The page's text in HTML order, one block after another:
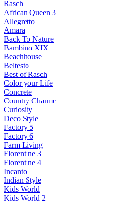
Rasch
African Queen 3
Allegretto
Amara
Back To Nature
Bambino XIX
Beachhouse
Beltesto
Best of Rasch
Color your Life
Concrete
Country Charme
Curiosity
Deco Style
Factory 5
Factory 6
Farm Living
Florentine 3
Florentine 4
Incanto
Indian Style
Kids World
Kids World 2